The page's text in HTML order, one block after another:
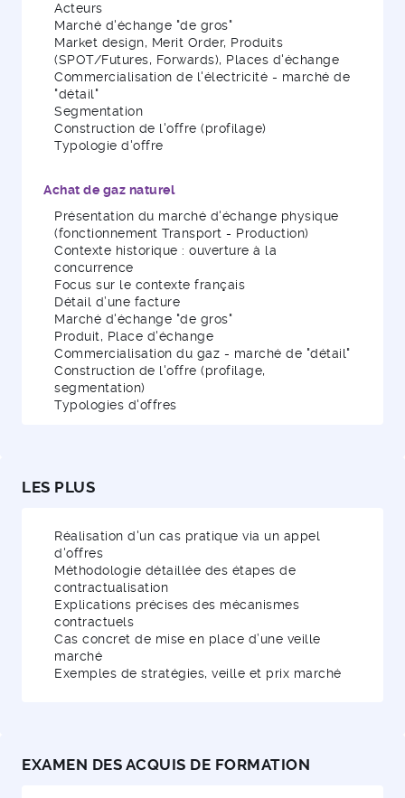
Acteurs
Marché d'échange "de gros"
Market design, Merit Order, Produits
(SPOT/Futures, Forwards), Places d'échange
Commercialisation de l'électricité - marché de
"détail"
Segmentation
Construction de l'offre (profilage)
Typologie d'offre
Achat de gaz naturel
Présentation du marché d'échange physique
(fonctionnement Transport - Production)
Contexte historique : ouverture à la
concurrence
Focus sur le contexte français
Détail d’une facture
Marché d'échange "de gros"
Produit, Place d'échange
Commercialisation du gaz - marché de "détail"
Construction de l'offre (profilage,
segmentation)
Typologies d'offres
LES PLUS
Réalisation d'un cas pratique via un appel
d'offres
Méthodologie détaillée des étapes de
contractualisation
Explications précises des mécanismes
contractuels
Cas concret de mise en place d’une veille
marché
Exemples de stratégies, veille et prix marché
EXAMEN DES ACQUIS DE FORMATION